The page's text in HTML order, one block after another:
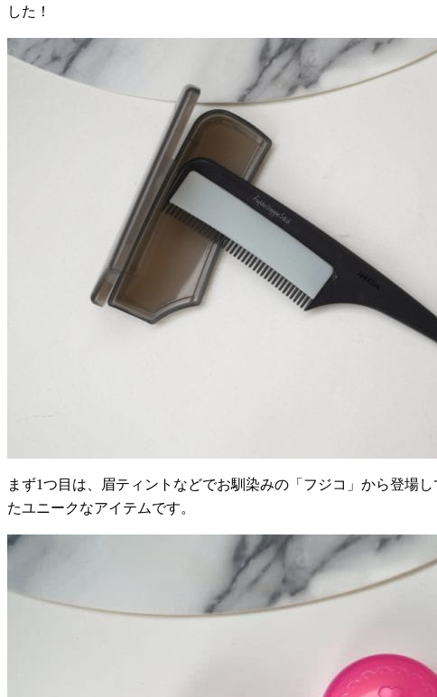
した！
まず1つ目は、眉ティントなどでお馴染みの「フジコ」から登場
たユニークなアイテムです。